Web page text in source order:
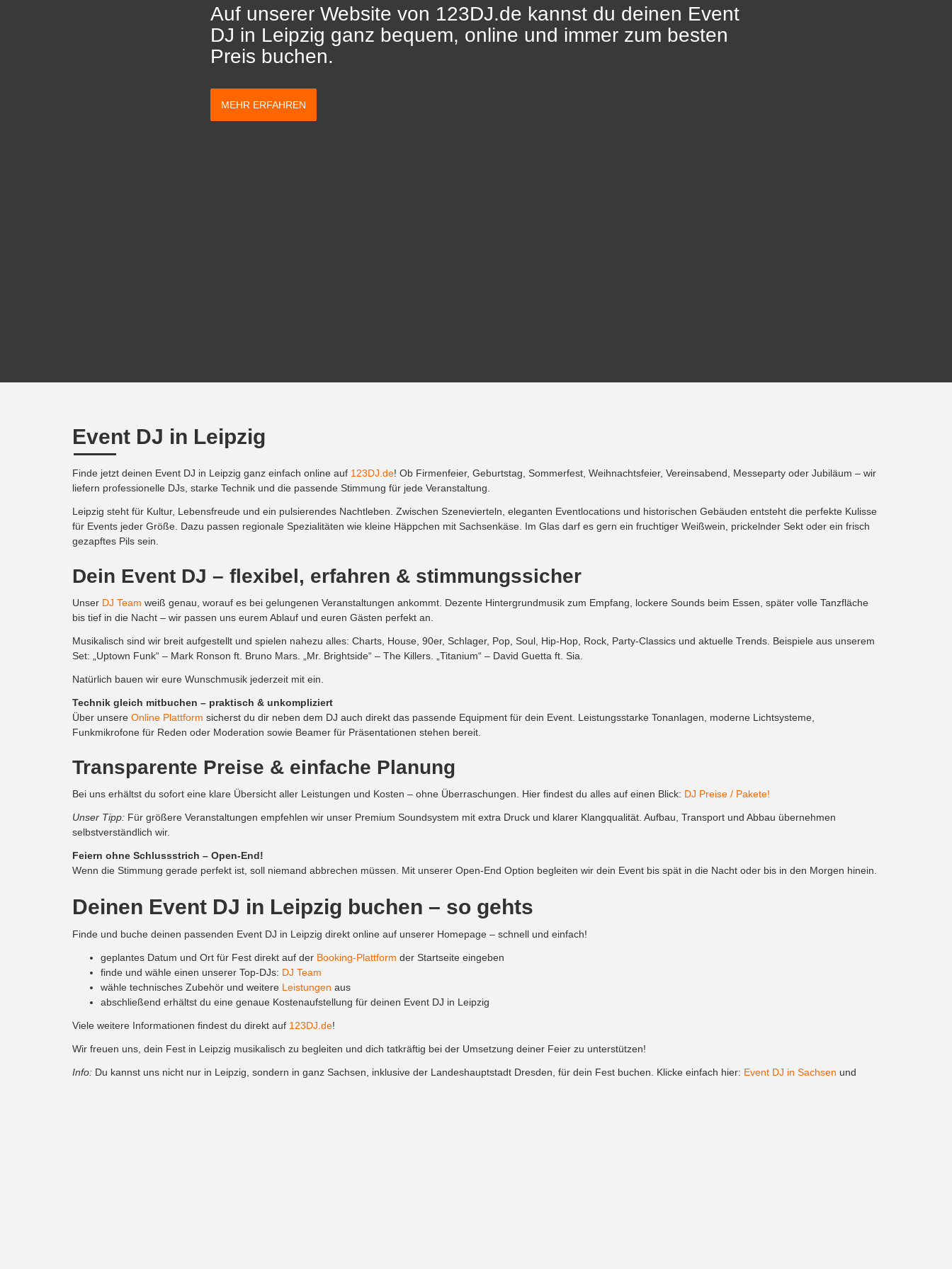
Auf unserer Website von 123DJ.de kannst du deinen Event
DJ in Leipzig ganz bequem, online und immer zum besten
Preis buchen.
MEHR ERFAHREN
Event DJ in Leipzig
Finde jetzt deinen Event DJ in Leipzig ganz einfach online auf 123DJ.de! Ob Firmenfeier, Geburtstag, Sommerfest, Weihnachtsfeier, Vereinsabend, Messeparty oder Jubiläum – wir
liefern professionelle DJs, starke Technik und die passende Stimmung für jede Veranstaltung.
Leipzig steht für Kultur, Lebensfreude und ein pulsierendes Nachtleben. Zwischen Szenevierteln, eleganten Eventlocations und historischen Gebäuden entsteht die perfekte Kulisse
für Events jeder Größe. Dazu passen regionale Spezialitäten wie kleine Häppchen mit Sachsenkäse. Im Glas darf es gern ein fruchtiger Weißwein, prickelnder Sekt oder ein frisch
gezapftes Pils sein.
Dein Event DJ – flexibel, erfahren & stimmungssicher
Unser DJ Team weiß genau, worauf es bei gelungenen Veranstaltungen ankommt. Dezente Hintergrundmusik zum Empfang, lockere Sounds beim Essen, später volle Tanzfläche
bis tief in die Nacht – wir passen uns eurem Ablauf und euren Gästen perfekt an.
Musikalisch sind wir breit aufgestellt und spielen nahezu alles: Charts, House, 90er, Schlager, Pop, Soul, Hip-Hop, Rock, Party-Classics und aktuelle Trends. Beispiele aus unserem
Set: „Uptown Funk“ – Mark Ronson ft. Bruno Mars. „Mr. Brightside“ – The Killers. „Titanium“ – David Guetta ft. Sia.
Natürlich bauen wir eure Wunschmusik jederzeit mit ein.
Technik gleich mitbuchen – praktisch & unkompliziert
Über unsere Online Plattform sicherst du dir neben dem DJ auch direkt das passende Equipment für dein Event. Leistungsstarke Tonanlagen, moderne Lichtsysteme,
Funkmikrofone für Reden oder Moderation sowie Beamer für Präsentationen stehen bereit.
Transparente Preise & einfache Planung
Bei uns erhältst du sofort eine klare Übersicht aller Leistungen und Kosten – ohne Überraschungen. Hier findest du alles auf einen Blick: DJ Preise / Pakete!
Unser Tipp: Für größere Veranstaltungen empfehlen wir unser Premium Soundsystem mit extra Druck und klarer Klangqualität. Aufbau, Transport und Abbau übernehmen
selbstverständlich wir.
Feiern ohne Schlussstrich – Open-End!
Wenn die Stimmung gerade perfekt ist, soll niemand abbrechen müssen. Mit unserer Open-End Option begleiten wir dein Event bis spät in die Nacht oder bis in den Morgen hinein.
Deinen Event DJ in Leipzig buchen – so gehts
Finde und buche deinen passenden Event DJ in Leipzig direkt online auf unserer Homepage – schnell und einfach!
geplantes Datum und Ort für Fest direkt auf der Booking-Plattform der Startseite eingeben
finde und wähle einen unserer Top-DJs: DJ Team
wähle technisches Zubehör und weitere Leistungen aus
abschließend erhältst du eine genaue Kostenaufstellung für deinen Event DJ in Leipzig
Viele weitere Informationen findest du direkt auf 123DJ.de!
Wir freuen uns, dein Fest in Leipzig musikalisch zu begleiten und dich tatkräftig bei der Umsetzung deiner Feier zu unterstützen!
Info: Du kannst uns nicht nur in Leipzig, sondern in ganz Sachsen, inklusive der Landeshauptstadt Dresden, für dein Fest buchen. Klicke einfach hier: Event DJ in Sachsen und